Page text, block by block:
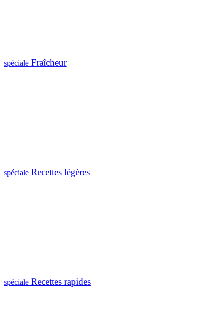
spéciale Fraîcheur
spéciale Recettes légères
spéciale Recettes rapides